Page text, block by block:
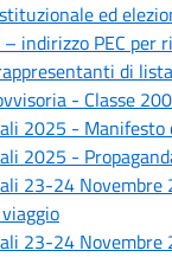
ed
indirizzo PEC per
di lista
- Classe
2025 - Manifesto
2025 -
23-24 Novembre
23-24